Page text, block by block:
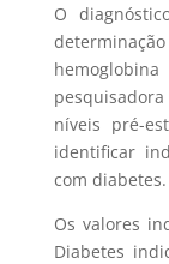
O
níveis pré-
identificar
com diabetes.
Os valores
Diabetes